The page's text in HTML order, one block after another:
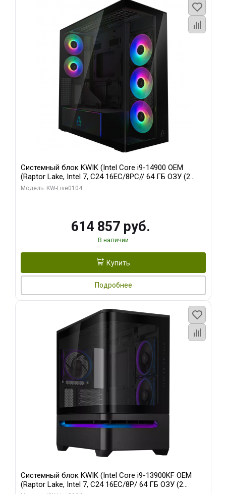
Системный блок KWIK (Intel Core i9-14900 OEM
(Raptor Lake, Intel 7, C24 16EC/8PC// 64 ГБ ОЗУ (2
модуля)/ Afox RTX4090 24GB GDDR6X 384-Bit 3xDP
Модель: KW-Live0104
614 857 руб.
В наличии
Купить
Подробнее
Системный блок KWIK (Intel Core i9-13900KF OEM
(Raptor Lake, Intel 7, C24 16EC/8P/ 64 ГБ ОЗУ (2